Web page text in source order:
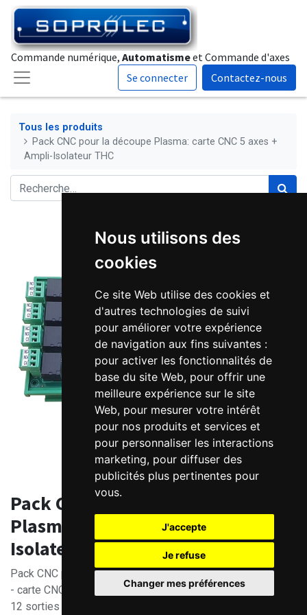
Nous utilisons des
cookies
Ce site Web utilise des cookies et
d'autres technologies de suivi
pour améliorer votre expérience
de navigation aux fins suivantes :
pour activer les fonctionnalités de
base du site Web, pour offrir une
meilleure expérience sur le site
Web, pour mesurer votre intérêt
pour nos produits et services et
pour personnaliser les interactions
marketing, pour diffuser des
publicités plus pertinentes pour
vous.
J'accepte
Je refuse
Changer mes préférences
Commande numérique, Automatismeet Commande d'axes
Se connecter
Contactez-nous
Tous les produits
Pack CNC pour la découpe Plasma: carte CNC 5 axes +
Ampli-Isolateur THC
Pack CNC pour la découpe
Plasma: carte CNC 5 axes + Ampli-
Isolateur THC
Pack CNC pour la découpe Plasma avec fonction THC:
- carte CNC 5 axes, 10 Sorties TTL Step+Direction
12 sorties PNP, dont 4 sur relais. 16 entrées 24V